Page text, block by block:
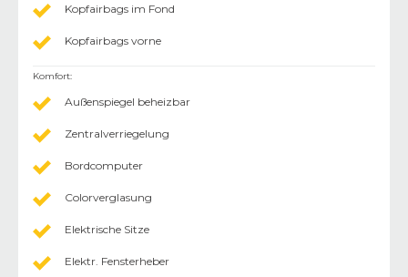
Kopfairbags im Fond
Kopfairbags vorne
Komfort:
Außenspiegel beheizbar
Zentralverriegelung
Bordcomputer
Colorverglasung
Elektrische Sitze
Elektr. Fensterheber